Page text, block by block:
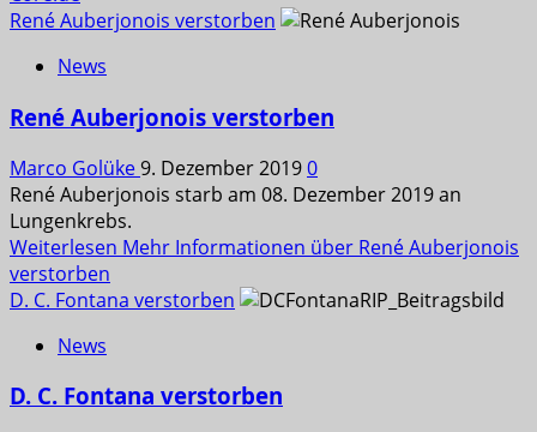
René Auberjonois verstorben
News
René Auberjonois verstorben
Marco Golüke9. Dezember 20190
René Auberjonois starb am 08. Dezember 2019 an
Lungenkrebs.
Weiterlesen Mehr Informationen über René Auberjonois
verstorben
D. C. Fontana verstorben
News
D. C. Fontana verstorben